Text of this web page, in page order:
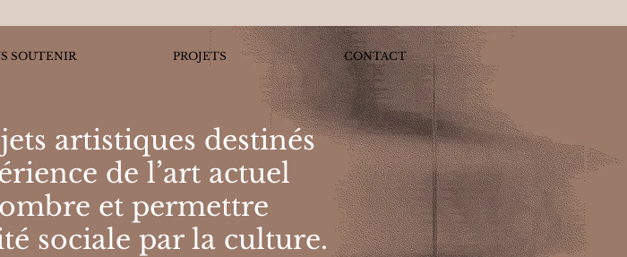
SOUTENIR PROJETS CONTACT
artistiques destinés
de l’art actuel
et permettre
sociale par la culture.